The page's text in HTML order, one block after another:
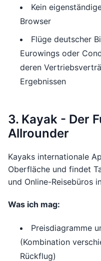
Kein
Browser
Flüge deutscher
Eurowings oder
deren
Ergebnissen
3. Kayak - Der
Allrounder
Kayaks internationale
Oberfläche und findet
und Online-Reisebüros
Was ich mag:
Preisdiagramme
(Kombination
Rückflug)